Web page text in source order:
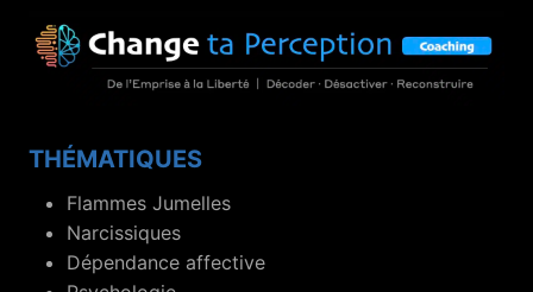
THÉMATIQUES
Flammes Jumelles
Narcissiques
Dépendance affective